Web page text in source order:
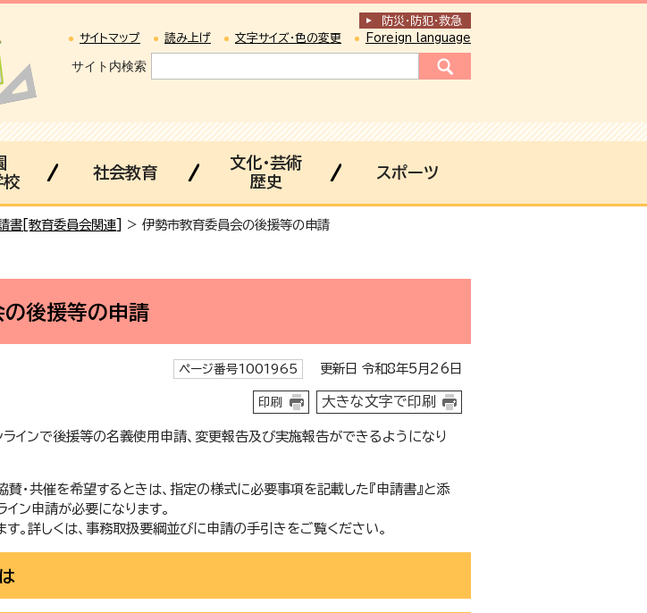
防災・防犯・救急
サイトマップ
読み上げ 文字サイズ・色の変更 Foreign language
サイト内検索
校
社会教育
文化・芸術
歴史
スポーツ
書[教育委員会関連] > 伊勢市教育委員会の後援等の申請
後援等の申請
ページ番号1001965 更新日 令和8年5月26日
印刷 大きな文字で印刷
ラインで後援等の名義使用申請、変更報告及び実施報告ができるようになり
・共催を希望するときは、指定の様式に必要事項を記載した『申請書』と添
ン申請が必要になります。
。詳しくは、事務取扱要綱並びに申請の手引きをご覧ください。